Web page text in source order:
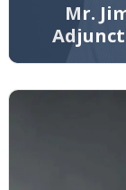
Mr.